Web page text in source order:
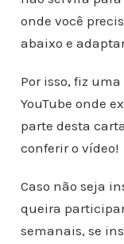
onde você
abaixo e
Por isso, fiz
YouTube onde
parte desta
conferir o vídeo!
Caso não seja
queira
semanais, se